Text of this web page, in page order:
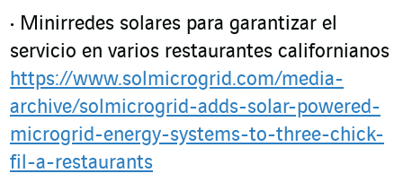
Minirredes solares para garantizar el
servicio en varios restaurantes californianos
https://www.solmicrogrid.com/media-
archive/solmicrogrid-adds-solar-powered-
microgrid-energy-systems-to-three-chick-
fil-a-restaurants